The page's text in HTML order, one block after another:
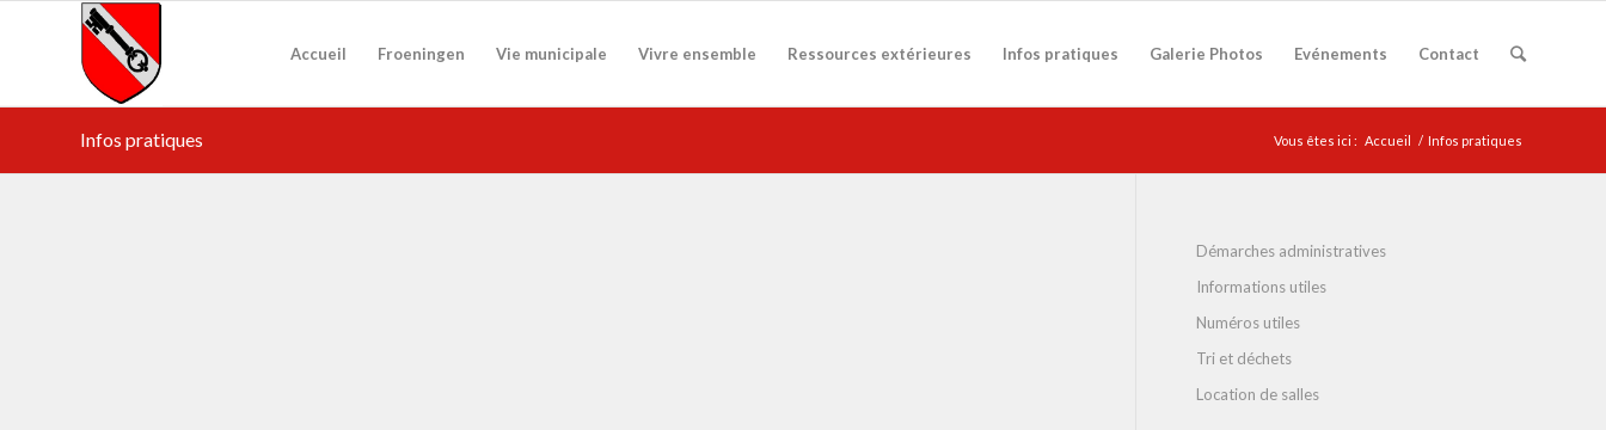
Accueil Froeningen Vie municipale Vivre ensemble Ressources extérieures Infos pratiques Galerie Photos Evénements Contact
Infos pratiques Vous êtes ici : Accueil / Infos pratiques
Démarches administratives
Informations utiles
Numéros utiles
Tri et déchets
Location de salles